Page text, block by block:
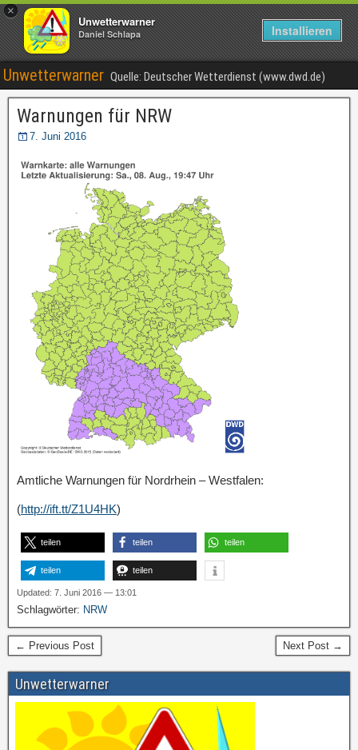
×
Unwetterwarner
Daniel Schlapa Installieren
Unwetterwarner Quelle: Deutscher Wetterdienst (www.dwd.de)
Warnungen für NRW
7. Juni 2016
Amtliche Warnungen für Nordrhein – Westfalen:
(http://ift.tt/Z1U4HK)
teilen teilen teilen
teilen teilen
Updated: 7. Juni 2016 — 13:01
Schlagwörter: NRW
← Previous Post Next Post →
Unwetterwarner